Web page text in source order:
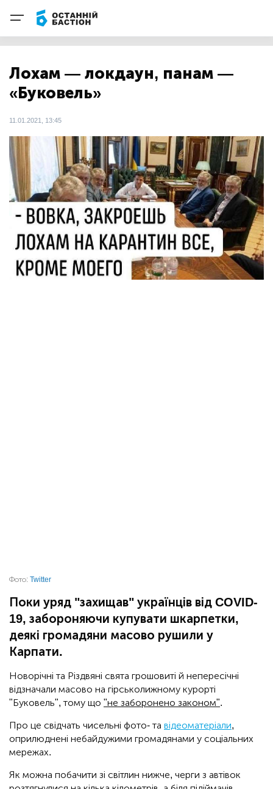
Лохам — локдаун, панам —
«Буковель»
11.01.2021, 13:45
Фото: Twitter
Поки уряд "захищав" українців від COVID-
19, забороняючи купувати шкарпетки,
деякі громадяни масово рушили у
Карпати.
Новорічні та Різдвяні свята грошовиті й непересічні
відзначали масово на гірськолижному курорті
"Буковель", тому що "не заборонено законом".
Про це свідчать чисельні фото- та відеоматеріали,
оприлюднені небайдужими громадянами у соціальних
мережах.
Як можна побачити зі світлин нижче, черги з автівок